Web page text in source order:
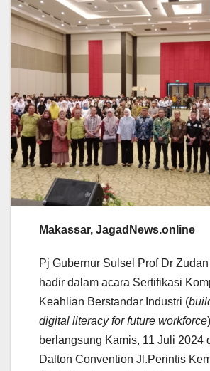
Makassar, JagadNews.online
Pj Gubernur Sulsel Prof Dr
hadir dalam acara Sertifikasi
Keahlian Berstandar Industri (
digital literacy for future workforce
berlangsung Kamis, 11 Juli 2024
Dalton Convention Jl.Perintis